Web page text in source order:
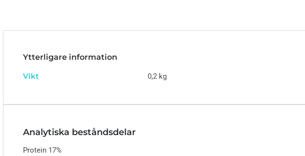
Ytterligare information
Vikt 0,2 kg
Analytiska beståndsdelar
Protein 17%